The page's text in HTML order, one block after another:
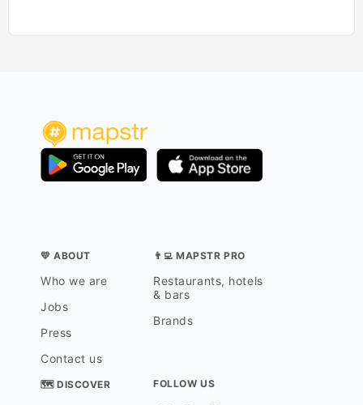
💛 ABOUT
Who we are
Jobs
Press
Contact us
👨‍💻 MAPSTR PRO
Restaurants, hotels
& bars
Brands
🗺 DISCOVER FOLLOW US